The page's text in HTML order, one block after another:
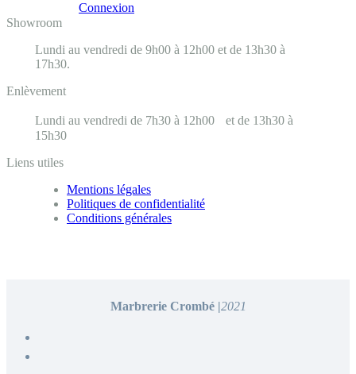
Connexion
Showroom
Lundi au vendredi de 9h00 à 12h00 et de 13h30 à
17h30.
Enlèvement
Lundi au vendredi de 7h30 à 12h00 et de 13h30 à
15h30
Liens utiles
Mentions légales
Politiques de confidentialité
Conditions générales
Marbrerie Crombé |2021